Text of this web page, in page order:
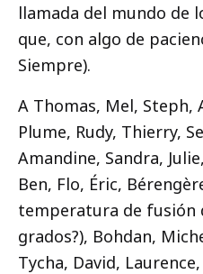
llamada del mundo de
que, con algo de
Siempre).
A Thomas, Mel, Steph,
Plume, Rudy, Thierry,
Amandine, Sandra,
Ben, Flo, Éric,
temperatura de fusión
grados?), Bohdan,
Tycha, David,